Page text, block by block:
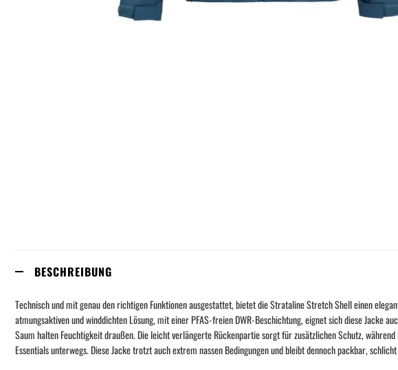
BESCHREIBUNG
Technisch und mit genau den richtigen Funktionen ausgestattet, bietet die Strataline Stretch Shell einen
atmungsaktiven und winddichten Lösung, mit einer PFAS-freien DWR-Beschichtung, eignet sich diese Jacke
Saum halten Feuchtigkeit draußen. Die leicht verlängerte Rückenpartie sorgt für zusätzlichen Schutz,
Essentials unterwegs. Diese Jacke trotzt auch extrem nassen Bedingungen und bleibt dennoch packbar,